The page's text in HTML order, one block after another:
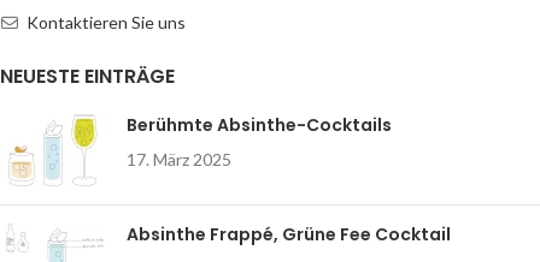
Kontaktieren Sie uns
NEUESTE EINTRÄGE
Berühmte Absinthe-Cocktails
17. März 2025
Absinthe Frappé, Grüne Fee Cocktail